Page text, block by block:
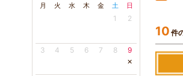
月 火 水 木 金 土 日
1 2
3 4 5 6 7 8 9
×
10 件